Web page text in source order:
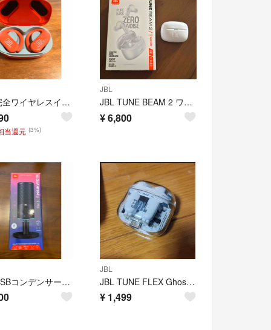
JBL 完全ワイヤレスイヤホン ENDURANCE PEAK 3 CORAL
当還元 (3%)
JBL
JBL TUNE BEAM 2 ワイヤレスイヤホン ホワイト
¥6,800
JBL USBコンデンサーマイク QUANTUM STREAM
JBL
JBL TUNE FLEX Ghost Edition イヤホンケース 充電器
¥ 1,499